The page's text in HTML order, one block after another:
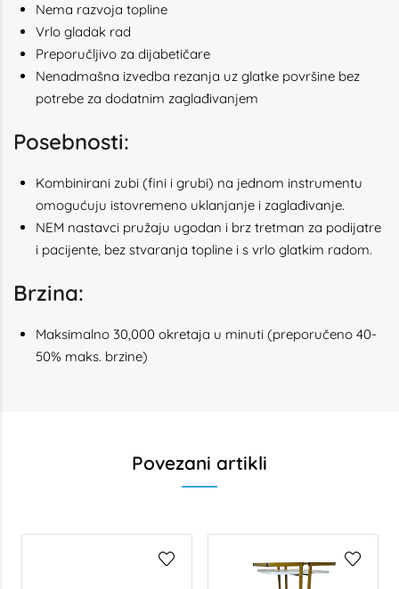
Nema razvoja topline
Vrlo gladak rad
Preporučljivo za dijabetičare
Nenadmašna izvedba rezanja uz glatke površine bez
potrebe za dodatnim zaglađivanjem
Posebnosti:
Kombinirani zubi (fini i grubi) na jednom instrumentu
omogućuju istovremeno uklanjanje i zaglađivanje.
NEM nastavci pružaju ugodan i brz tretman za podijatre
i pacijente, bez stvaranja topline i s vrlo glatkim radom.
Brzina:
Maksimalno 30,000 okretaja u minuti (preporučeno 40-
50% maks. brzine)
Povezani artikli